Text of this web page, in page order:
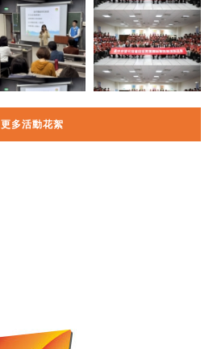
更多活動花絮